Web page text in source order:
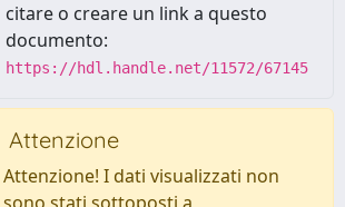
citare o creare un link a questo
documento:
https://hdl.handle.net/11572/67145
Attenzione
Attenzione! I dati visualizzati non